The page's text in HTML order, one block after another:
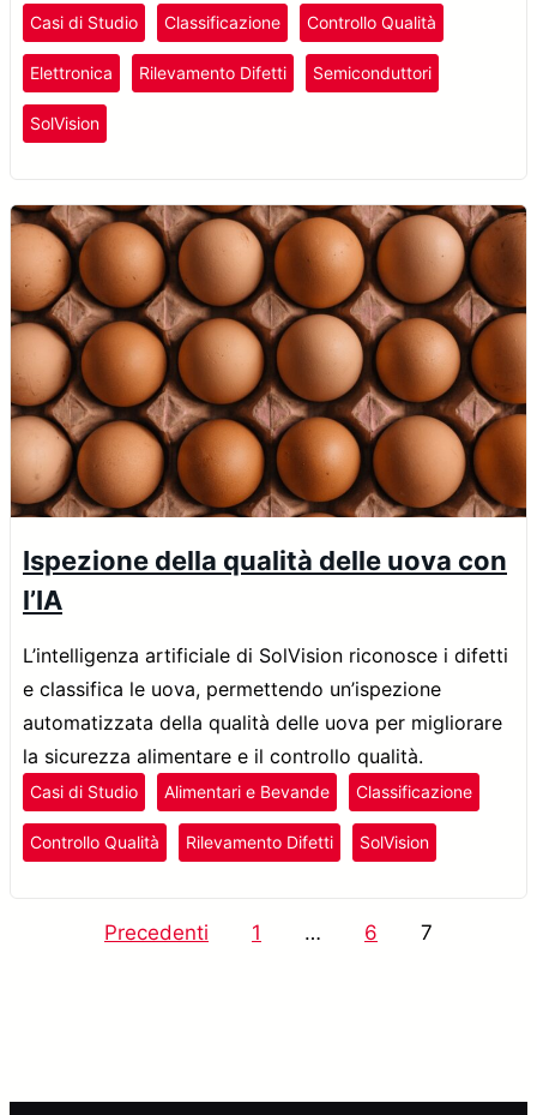
Casi di Studio Classificazione Controllo Qualità
Elettronica Rilevamento Difetti Semiconduttori
SolVision
Ispezione della qualità delle uova con
l’IA
L’intelligenza artificiale di SolVision riconosce i difetti
e classifica le uova, permettendo un’ispezione
automatizzata della qualità delle uova per migliorare
la sicurezza alimentare e il controllo qualità.
Casi di Studio Alimentari e Bevande Classificazione
Controllo Qualità Rilevamento Difetti SolVision
Paginazione
Precedenti 1 … 6 7